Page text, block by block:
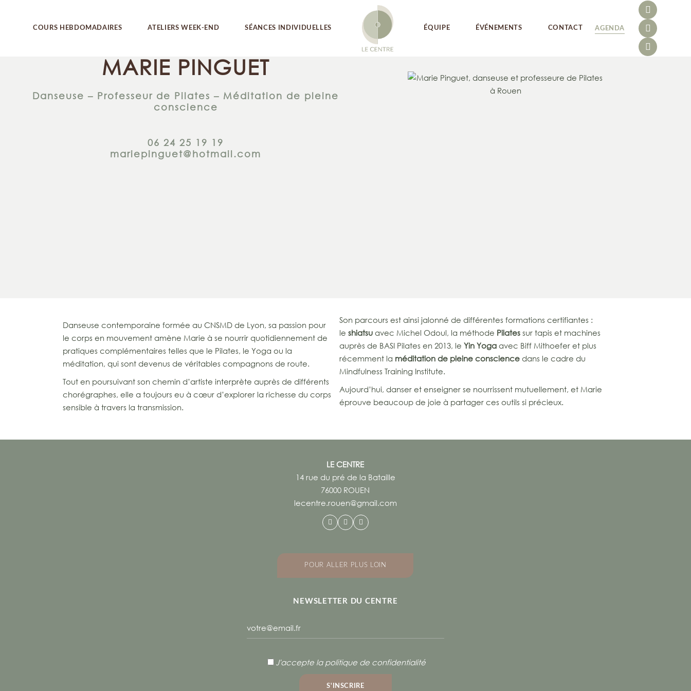
COURS HEBDOMADAIRES
Pilates
ATELIERS WEEK-END SÉANCES INDIVIDUELLES ÉQUIPE ÉVÉNEMENTS CONTACT AGENDA
Yoga
MARIE PINGUET
Danseuse – Professeur de Pilates – Méditation de pleine
conscience
06 24 25 19 19
mariepinguet@hotmail.com
Danseuse contemporaine formée au CNSMD de Lyon, sa passion pour
le corps en mouvement amène Marie à se nourrir quotidiennement de
pratiques complémentaires telles que le Pilates, le Yoga ou la
méditation, qui sont devenus de véritables compagnons de route.
Tout en poursuivant son chemin d’artiste interprète auprès de différents
chorégraphes, elle a toujours eu à cœur d’explorer la richesse du corps
sensible à travers la transmission.
Son parcours est ainsi jalonné de différentes formations certifiantes :
le shiatsuavec Michel Odoul, la méthode Pilatessur tapis et machines
auprès de BASI Pilates en 2013, le Yin Yogaavec Biff Mithoefer et plus
récemment la méditation de pleine consciencedans le cadre du
Mindfulness Training Institute.
Aujourd’hui, danser et enseigner se nourrissent mutuellement, et Marie
éprouve beaucoup de joie à partager ces outils si précieux.
LE CENTRE
14 rue du pré de la Bataille
76000 ROUEN
lecentre.rouen@gmail.com
POUR ALLER PLUS LOIN
NEWSLETTER DU CENTRE
J'accepte la politique de confidentialité